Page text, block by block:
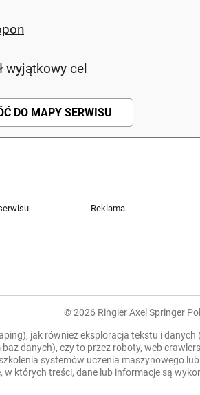
wyjątkowy cel
DO MAPY SERWISU
Reklama
© 2026 Ringier Axel Springer
jak również eksploracja tekstu i
danych), czy to przez roboty, web
systemów uczenia maszynowego
których treści, dane lub informacje są